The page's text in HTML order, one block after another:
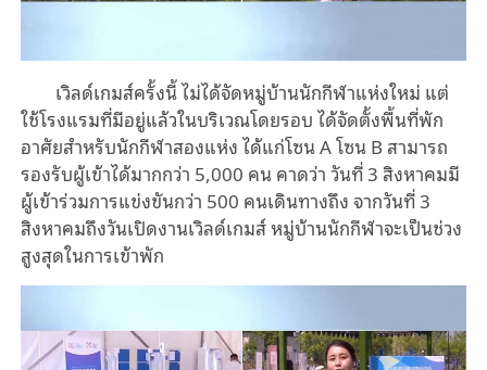
เวิลด์เกมส์ครั้งนี้ ไม่ได้จัดหมู่บ้านนักกีฬาแห่งใหม่ แต่
ใช้โรงแรมที่มีอยู่แล้วในบริเวณโดยรอบ ได้จัดตั้งพื้นที่พัก
อาศัยสำหรับนักกีฬาสองแห่ง ได้แก่โซน A โซน B สามารถ
รองรับผู้เข้าได้มากกว่า 5,000 คน คาดว่า วันที่ 3 สิงหาคมมี
ผู้เข้าร่วมการแข่งขันกว่า 500 คนเดินทางถึง จากวันที่ 3
สิงหาคมถึงวันเปิดงานเวิลด์เกมส์ หมู่บ้านนักกีฬาจะเป็นช่วง
สูงสุดในการเข้าพัก